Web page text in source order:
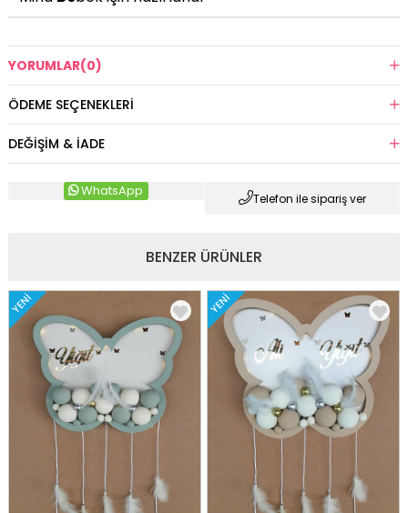
YORUMLAR(0)
ÖDEME SEÇENEKLERI
DEĞIŞIM & İADE
Telefon ile sipariş ver
WhatsApp
BENZER ÜRÜNLER
YENI YENI